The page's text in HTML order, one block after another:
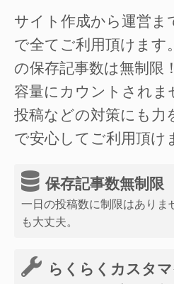
サイト作成から運営ま
で全てご利用頂けます
の保存記事数は無制限
容量にカウントされま
投稿などの対策にも力
で安心してご利用頂け
保存記事数無制限
一日の投稿数に制限はありま
も大丈夫。
らくらくカスタ